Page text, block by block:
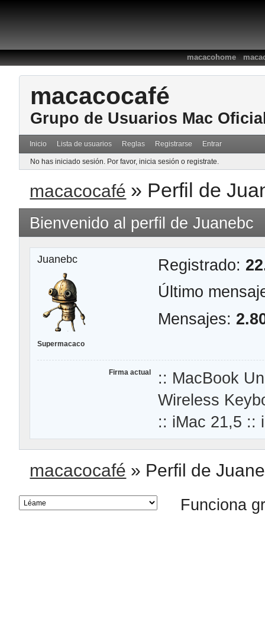
macacohome:
macacocafé
Grupo de Usuarios Mac
Inicio Lista de usuarios Reglas Registrarse Entrar
No has iniciado sesión. Por favor, inicia sesión o registrate.
macacocafé » Perfil de
Bienvenido al perfil de Juanebc
Juanebc
Supermacaco
Registrado:
Último
Mensajes:
Firma actual
:: MacBook
Wireless
:: iMac 21,5
macacocafé » Perfil de
Funciona